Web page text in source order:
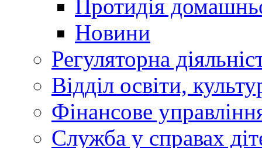
Протидія
Новини
Регуляторна
Відділ освіти,
Фінансове
Служба у справах